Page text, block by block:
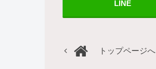
LINE
トップページへ